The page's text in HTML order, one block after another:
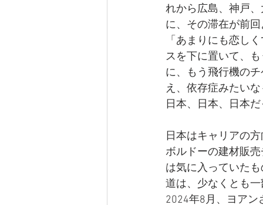
れから広島、神戸
に、その滞在が前
「あまりにも恋し
スを下に置いて、
に、もう飛行機の
え、依存症みたい
日本、日本、日本
日本はキャリアの
ボルドーの建材販
は気に入っていた
道は、少なくとも
2024年8月、ヨアン